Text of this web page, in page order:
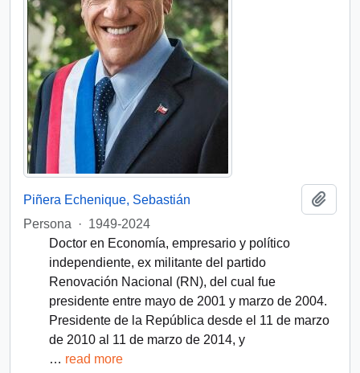
Piñera Echenique, Sebastián
Persona
· 1949-2024
Doctor en Economía, empresario y político
independiente, ex militante del partido
Renovación Nacional (RN), del cual fue
presidente entre mayo de 2001 y marzo de 2004.
Presidente de la República desde el 11 de marzo
de 2010 al 11 de marzo de 2014, y
… read more